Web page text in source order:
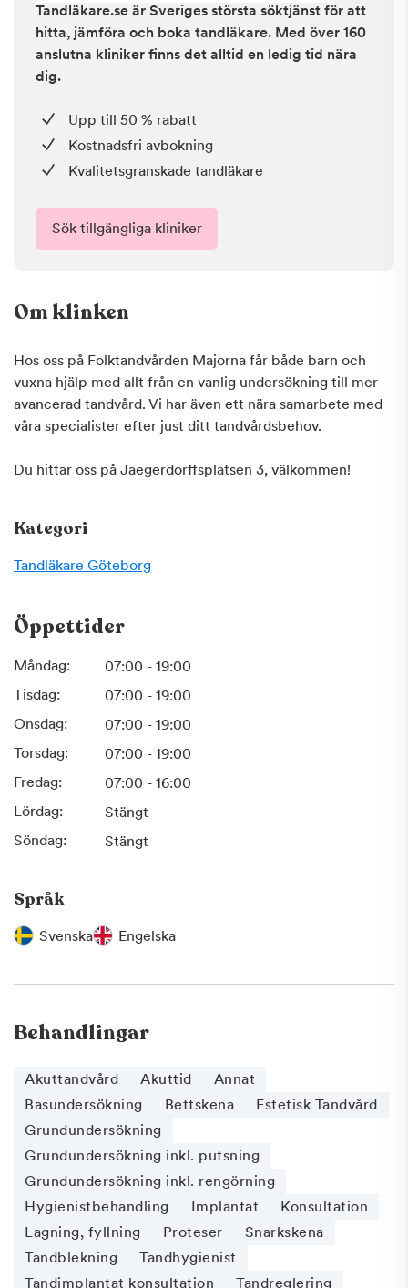
Tandläkare.se är Sveriges största söktjänst för att
hitta, jämföra och boka tandläkare. Med över 160
anslutna kliniker finns det alltid en ledig tid nära
dig.
Upp till 50 % rabatt
Kostnadsfri avbokning
Kvalitetsgranskade tandläkare
Sök tillgängliga kliniker
Om klinken
Hos oss på Folktandvården Majorna får både barn och
vuxna hjälp med allt från en vanlig undersökning till mer
avancerad tandvård. Vi har även ett nära samarbete med
våra specialister efter just ditt tandvårdsbehov.
Du hittar oss på Jaegerdorffsplatsen 3, välkommen!
Kategori
Tandläkare Göteborg
Öppettider
Måndag:
07:00 - 19:00
Tisdag:
07:00 - 19:00
Onsdag:
07:00 - 19:00
Torsdag:
07:00 - 19:00
Fredag:
07:00 - 16:00
Lördag:
Stängt
Söndag:
Stängt
Språk
Svenska Engelska
Behandlingar
Akuttandvård Akuttid
Annat
Basundersökning
Bettskena
Estetisk Tandvård
Grundundersökning
Grundundersökning inkl. putsning
Grundundersökning inkl. rengörning
Hygienistbehandling
Implantat
Konsultation
Lagning, fyllning
Proteser
Snarkskena
Tandblekning
Tandhygienist
Tandimplantat konsultation
Tandreglering